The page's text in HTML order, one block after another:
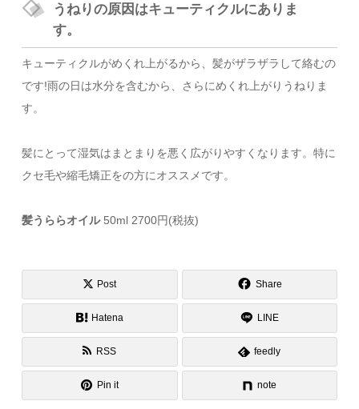
うねりの原因はキューティクルにありま
す。
キューティクルがめくれ上がるから、髪がザラザラして絡むの
です!雨の日は水分を含むから、さらにめくれ上がりうねりま
す。
髪にとって湿気はまとまりを悪く広がりやすくなります。特に
クセ毛や縮毛矯正をの方にオススメです。
髪うららオイル 50ml 2700円(税抜)
Post Share
Hatena LINE
RSS feedly
Pin it note